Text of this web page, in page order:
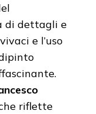
di dettagli e
e l’uso
riflette